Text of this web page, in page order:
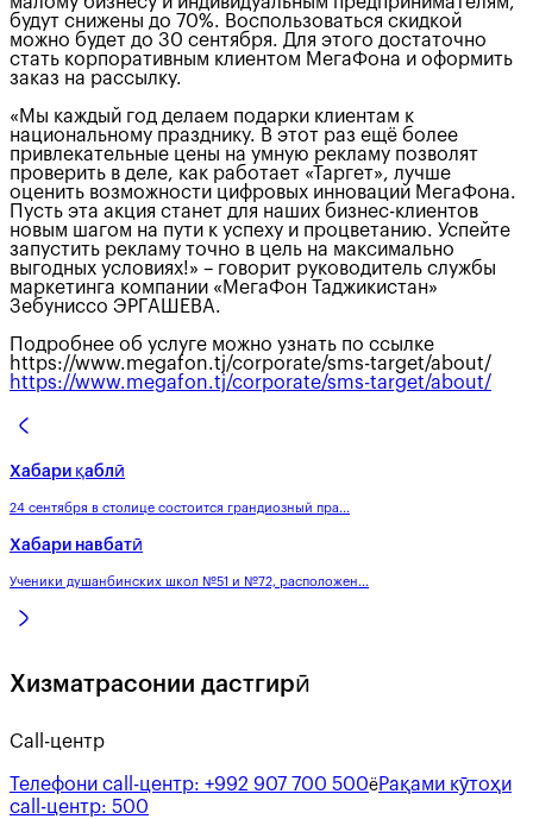
будут снижены до 70%. Воспользоваться скидкой
можно будет до 30 сентября. Для этого достаточно
стать корпоративным клиентом МегаФона и оформить
заказ на рассылку.
«Мы каждый год делаем подарки клиентам к
национальному празднику. В этот раз ещё более
привлекательные цены на умную рекламу позволят
проверить в деле, как работает «Таргет», лучше
оценить возможности цифровых инноваций МегаФона.
Пусть эта акция станет для наших бизнес-клиентов
новым шагом на пути к успеху и процветанию. Успейте
запустить рекламу точно в цель на максимально
выгодных условиях!» – говорит руководитель службы
маркетинга компании «МегаФон Таджикистан»
Зебуниссо ЭРГАШЕВА.
Подробнее об услуге можно узнать по ссылке
https://www.megafon.tj/corporate/sms-target/about/
https://www.megafon.tj/corporate/sms-target/about/
Хабари қаблӣ
24 сентября в столице состоится грандиозный пра...
Хабари навбатӣ
Ученики душанбинских школ №51 и №72, расположен...
Хизматрасонии дастгирӣ
Call-центр
Телефони call-центр: +992 907 700 500ёРақами кӯтоҳи
call-центр: 500